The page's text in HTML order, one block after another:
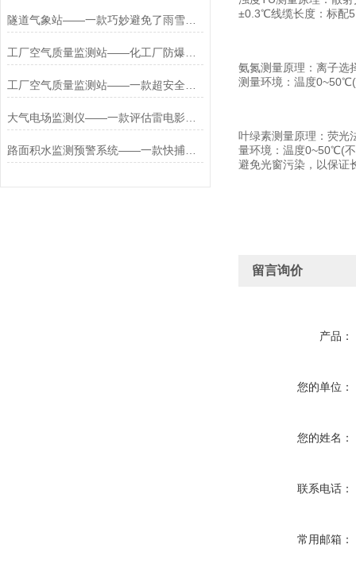
隧道气象站——一款巧妙避免了雨雪堆积的机场气象站2026+派+送
大气电场监测仪——一款评估雷电影响程度的闪电定位系统2025+派+送
路面积水监测预警系统——一款快捕捉的积水点水位监测报警系统2026+派+送
±0.3℃线缆长度：标配
氨氮测量原理：离子选
测量环境：温度
叶绿素测量原理：荧光
量环境：温度0~50℃(
避免光窗污染，以保证
留言询价
产品：
您的单位：
您的姓名：
联系电话：
常用邮箱：